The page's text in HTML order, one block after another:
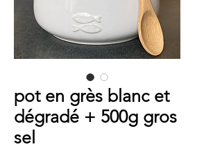
pot en grès blanc et
dégradé + 500g gros
sel